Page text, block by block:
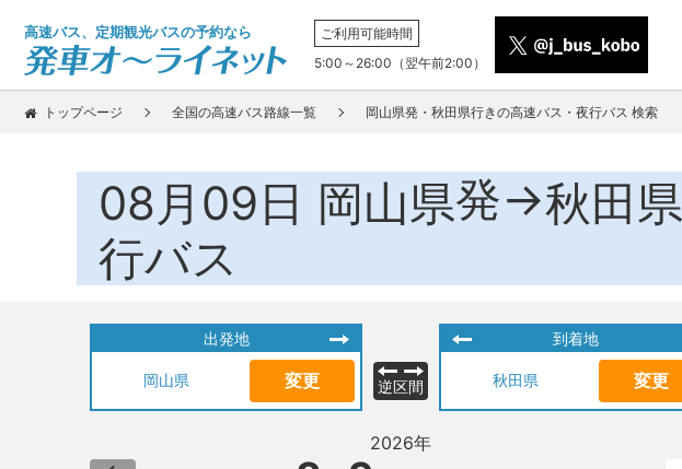
高速バス、定期観光バスの予約なら
ご利用可能時間
5:00～26:00（翌午前2:00）
トップページ 全国の高速バス路線一覧 岡山県発・秋田県行きの高速バス・夜行バス 検索
08月09日 岡山県発→秋田県
行バス
出発地
岡山県 変更 逆区間
到着地
秋田県 変更
2026年